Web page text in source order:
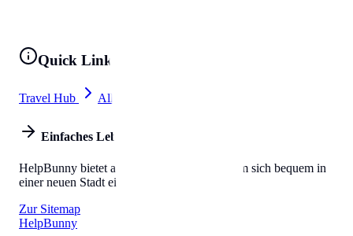
Quick Links
Travel Hub All Tools
Einfaches Leben
HelpBunny bietet alles, was Sie brauchen, um sich bequem in
einer neuen Stadt einzuleben.
Zur Sitemap
HelpBunny